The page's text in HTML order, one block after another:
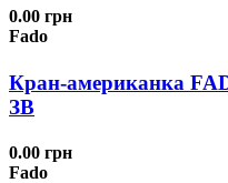
0.00 грн
Fado
Кран-американка
ЗВ
0.00 грн
Fado